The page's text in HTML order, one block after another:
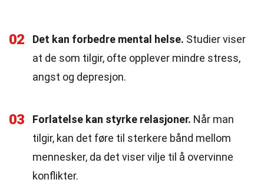
02 Det kan forbedre mental helse. Studier viser
at de som tilgir, ofte opplever mindre stress,
angst og depresjon.
03 Forlatelse kan styrke relasjoner. Når man
tilgir, kan det føre til sterkere bånd mellom
mennesker, da det viser vilje til å overvinne
konflikter.